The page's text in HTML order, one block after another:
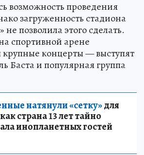
возможность проведения
загруженность стадиона
позволила этого сделать.
спортивной арене
концерты — выступят
Баста и популярная группа
натянули «сетку»для
страна 13 лет тайно
инопланетных гостей